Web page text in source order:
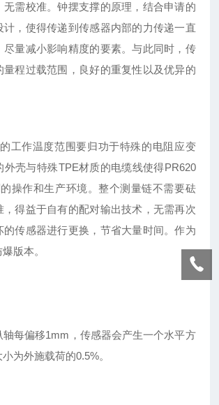
无需校准。钟摆支撑的原理，结合申请的
计，使得传递到传感器内部的力传递一直
尽量减小影响精度的要素。与此同时，传
量程过载范围，良好的重复性以及优异的
工作温度范围要归功于特殊的电阻应变
外壳与特殊TPE材质的电缆线使得PR620
操作和生产环境。整个测量链不需要砝
，得益于自有的配对输出技术，无需再次
的传感器进行更换，节省大量时间。作为
版本。
轴每偏移1mm，传感器会产生一个水平方
为外施载荷的0.5%。